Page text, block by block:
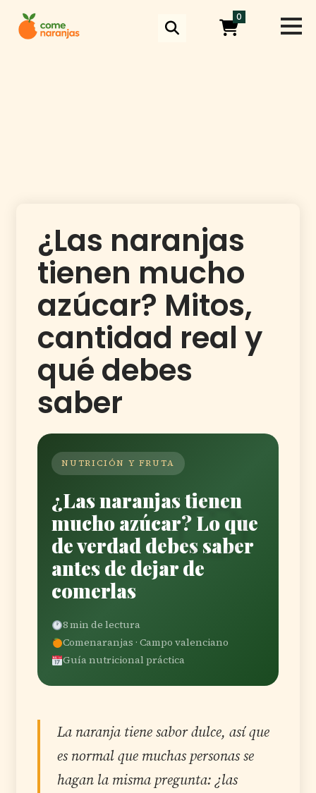
0
¿Las naranjas
tienen mucho
azúcar? Mitos,
cantidad real y
qué debes
saber
NUTRICIÓN Y FRUTA
¿Las naranjas tienen
mucho azúcar? Lo que
de verdad debes saber
antes de dejar de
comerlas
8 min de lectura
Comenaranjas · Campo valenciano
Guía nutricional práctica
La naranja tiene sabor dulce, así que
es normal que muchas personas se
hagan la misma pregunta: ¿las